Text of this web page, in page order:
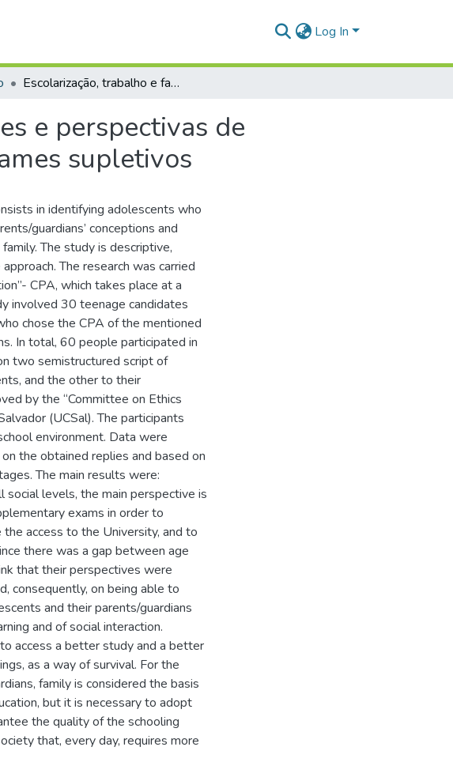
Log In
Escolarização, trabalho e família: concepções e perspectivas de adolescentes e familiares em busca dos exames supletivos
e perspectivas de
supletivos
in identifying adolescents who
guardians’ conceptions and
The study is descriptive,
The research was carried
CPA, which takes place at a
involved 30 teenage candidates
chose the CPA of the mentioned
In total, 60 people participated in
two semistructured script of
and the other to their
by the “Committee on Ethics
(UCSal). The participants
environment. Data were
the obtained replies and based on
The main results were:
levels, the main perspective is
exams in order to
access to the University, and to
there was a gap between age
that their perspectives were
consequently, on being able to
and their parents/guardians
and of social interaction.
access a better study and a better
as a way of survival. For the
family is considered the basis
but it is necessary to adopt
the quality of the schooling
that, every day, requires more